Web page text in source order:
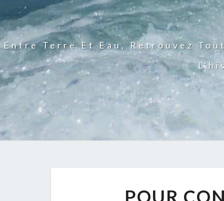
Entre Terre Et Eau, Retrouvez
POUR